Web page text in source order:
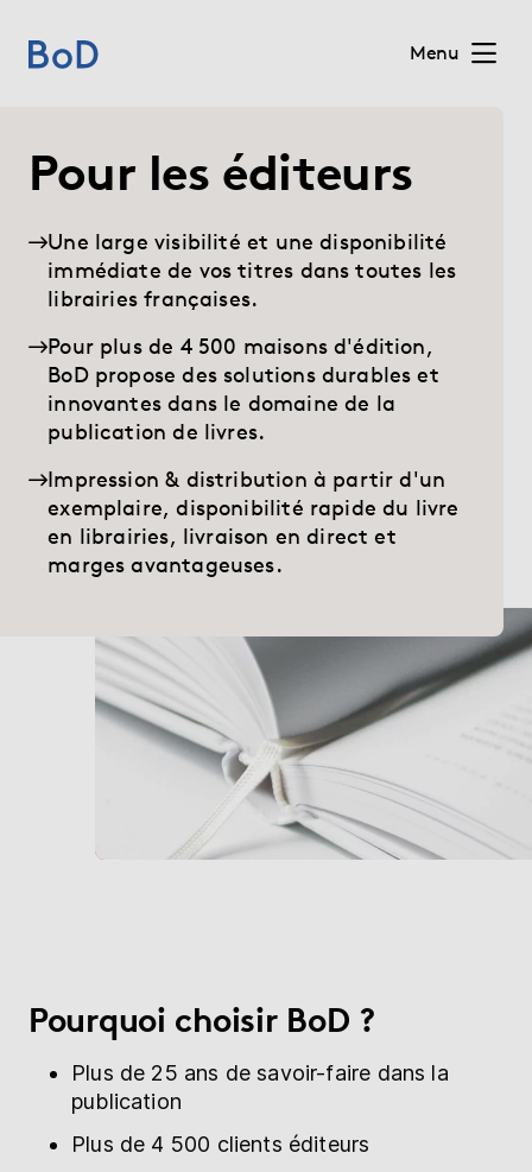
Menu
Services
Sur BoD
Pour les éditeurs(current)
Blog
Librairie
myBoD Nouveau projet de livre
Pour les éditeurs
Une large visibilité et une disponibilité
immédiate de vos titres dans toutes les
librairies françaises.
Pour plus de 4 500 maisons d'édition,
BoD propose des solutions durables et
innovantes dans le domaine de la
publication de livres.
Impression & distribution à partir d'un
exemplaire, disponibilité rapide du livre
en librairies, livraison en direct et
marges avantageuses.
Pourquoi choisir BoD ?
Plus de 25 ans de savoir-faire dans la
publication
Plus de 4 500 clients éditeurs